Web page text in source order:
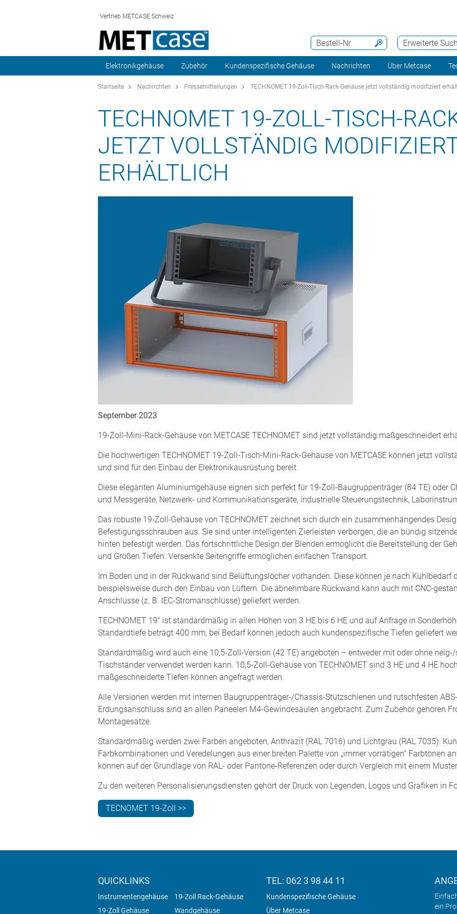
Vertrieb METCASE Schweiz
Erweiterte
Bestell-Nr.
Elektronikgehäuse Zubehör Kundenspezifische Gehäuse Nachrichten Über Metcase
Startseite Nachrichten Pressemitteilungen TECHNOMET 19-Zoll-Tisch-Rack-Gehäuse jetzt vollständig modifiziert
TECHNOMET 19-ZOLL-TISCH-
JETZT VOLLSTÄNDIG
ERHÄLTLICH
September 2023
19-Zoll-Mini-Rack-Gehäuse von METCASE TECHNOMET sind jetzt vollständig maßgeschneidert
Die hochwertigen TECHNOMET 19-Zoll-Tisch-Mini-Rack-Gehäuse von METCASE können jetzt
und sind für den Einbau der Elektronikausrüstung bereit.
Diese eleganten Aluminiumgehäuse eignen sich perfekt für 19-Zoll-Baugruppenträger (84 TE) oder
und Messgeräte, Netzwerk- und Kommunikationsgeräte, industrielle Steuerungstechnik,
Das robuste 19-Zoll-Gehäuse von TECHNOMET zeichnet sich durch ein zusammenhängendes
Befestigungsschrauben aus. Sie sind unter intelligenten Zierleisten verborgen, die an bündig
hinten befestigt werden. Das fortschrittliche Design der Blenden ermöglicht die Bereitstellung der
und Größen Tiefen. Versenkte Seitengriffe ermöglichen einfachen Transport.
Im Boden und in der Rückwand sind Belüftungslöcher vorhanden. Diese können je nach Kühlbedarf
beispielsweise durch den Einbau von Lüftern. Die abnehmbare Rückwand kann auch mit CNC-
Anschlüsse (z. B. IEC-Stromanschlüsse) geliefert werden.
TECHNOMET 19" ist standardmäßig in allen Höhen von 3 HE bis 6 HE und auf Anfrage in
Standardtiefe beträgt 400 mm, bei Bedarf können jedoch auch kundenspezifische Tiefen geliefert
Standardmäßig wird auch eine 10,5-Zoll-Version (42 TE) angeboten – entweder mit oder ohne
Tischständer verwendet werden kann. 10,5-Zoll-Gehäuse von TECHNOMET sind 3 HE und 4 HE
maßgeschneiderte Tiefen können angefragt werden.
Alle Versionen werden mit internen Baugruppenträger-/Chassis-Stützschienen und rutschfesten
Erdungsanschluss sind an allen Paneelen M4-Gewindesäulen angebracht. Zum Zubehör gehören
Montagesätze.
Standardmäßig werden zwei Farben angeboten, Anthrazit (RAL 7016) und Lichtgrau (RAL 7035).
Farbkombinationen und Veredelungen aus einer breiten Palette von „immer vorrätigen“ Farbtönen
können auf der Grundlage von RAL- oder Pantone-Referenzen oder durch Vergleich mit einem
Zu den weiteren Personalisierungsdiensten gehört der Druck von Legenden, Logos und Grafiken in
TECNOMET 19-Zoll >>
QUICKLINKS
Instrumentengehäuse
19-Zoll Rack-Gehäuse
19-Zoll Gehäuse
Wandgehäuse
TEL: 062 3 98 44 11
Kundenspezifische Gehäuse
Über Metcase
ein